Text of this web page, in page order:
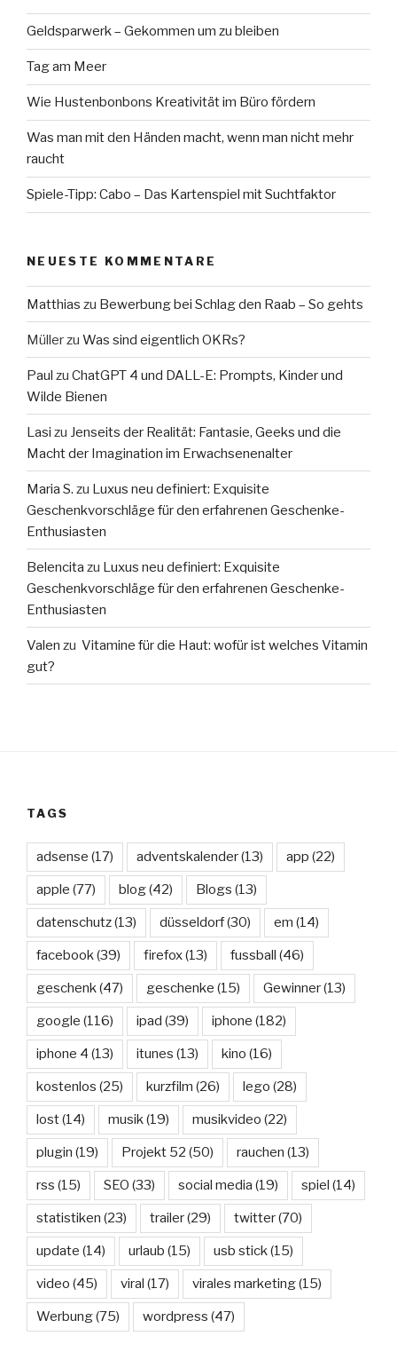
Geldsparwerk – Gekommen um zu bleiben
Tag am Meer
Wie Hustenbonbons Kreativität im Büro fördern
Was man mit den Händen macht, wenn man nicht mehr
raucht
Spiele-Tipp: Cabo – Das Kartenspiel mit Suchtfaktor
NEUESTE KOMMENTARE
Matthias zu Bewerbung bei Schlag den Raab – So gehts
Müllerzu Was sind eigentlich OKRs?
Paul zu ChatGPT 4 und DALL-E: Prompts, Kinder und
Wilde Bienen
Lasi zu Jenseits der Realität: Fantasie, Geeks und die
Macht der Imagination im Erwachsenenalter
Maria S. zu Luxus neu definiert: Exquisite
Geschenkvorschläge für den erfahrenen Geschenke-
Enthusiasten
Belencita zu Luxus neu definiert: Exquisite
Geschenkvorschläge für den erfahrenen Geschenke-
Enthusiasten
Valen zu Vitamine für die Haut: wofür ist welches Vitamin
gut?
TAGS
adsense (17) adventskalender(13) app (22)
apple (77) blog(42) Blogs (13)
datenschutz(13) düsseldorf(30) em (14)
facebook(39) firefox(13) fussball (46)
geschenk(47) geschenke (15) Gewinner(13)
google (116) ipad (39) iphone (182)
iphone 4 (13) itunes (13) kino (16)
kostenlos (25) kurzfilm (26) lego (28)
lost(14) musik(19) musikvideo (22)
plugin (19) Projekt 52 (50) rauchen (13)
rss (15) SEO (33) social media (19) spiel (14)
statistiken (23) trailer(29) twitter(70)
update (14) urlaub (15) usb stick(15)
video (45) viral (17) virales marketing(15)
Werbung(75) wordpress (47)